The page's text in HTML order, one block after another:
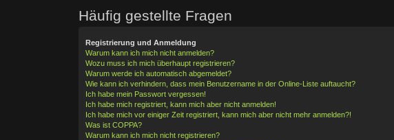
Häufig gestellte Fragen
Registrierung und Anmeldung
Warum kann ich mich nicht anmelden?
Wozu muss ich mich überhaupt registrieren?
Warum werde ich automatisch abgemeldet?
Wie kann ich verhindern, dass mein Benutzername in der Online-Liste auftaucht?
Ich habe mein Passwort vergessen!
Ich habe mich registriert, kann mich aber nicht anmelden!
Ich habe mich vor einiger Zeit registriert, kann mich aber nicht mehr anmelden?!
Was ist COPPA?
Warum kann ich mich nicht registrieren?